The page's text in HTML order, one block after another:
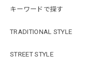
キーワードで探す
TRADITIONAL STYLE
STREET STYLE